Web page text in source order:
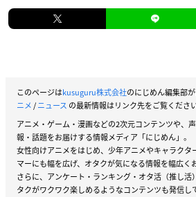
このページはkusuguru株式会社のにじめん編集部
ニメ/ニュース の最新情報はリンク先をご覧ください
アニメ・ゲーム・漫画などの2次元コンテンツや、
報・話題をお届けする情報メディア「にじめん」。
女性向けアニメをはじめ、少年アニメやキャラクタ
マーにも幅を広げ、オタクが気になる情報を幅広く
さらに、アンケート・ランキング・オタ活（推し活
タクがワクワク楽しめるようなコンテンツも発信し